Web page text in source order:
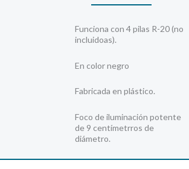
Funciona con 4 pilas R-20 (no
incluidoas).
En color negro
Fabricada en plástico.
Foco de iluminación potente
de 9 centímetrros de
diámetro.